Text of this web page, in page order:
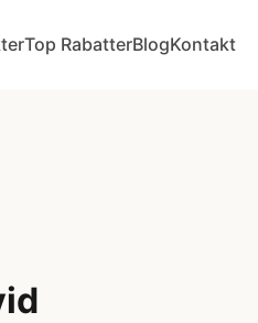
Top RabatterBlogKontakt